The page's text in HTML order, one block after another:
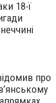
18-ї
про